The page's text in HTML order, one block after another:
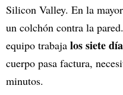
Silicon Valley. En la
un colchón contra la
equipo trabaja los siete
cuerpo pasa factura,
minutos.